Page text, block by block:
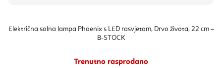
Električna solna lampa Phoenix s LED rasvjetom, Drvo života, 22 cm –
B-STOCK
Trenutno rasprodano